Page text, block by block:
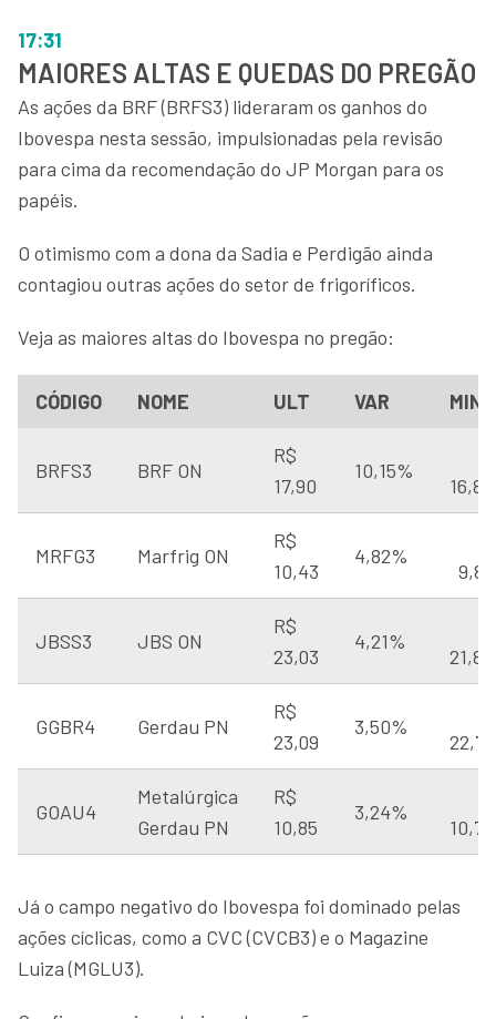
17:31
MAIORES ALTAS E QUEDAS DO PREGÃO
As ações da BRF (BRFS3) lideraram os ganhos do
Ibovespa nesta sessão, impulsionadas pela revisão
para cima da recomendação do JP Morgan para os
papéis.
O otimismo com a dona da Sadia e Perdigão ainda
contagiou outras ações do setor de frigoríficos.
Veja as maiores altas do Ibovespa no pregão:
CÓDIGO NOME ULT VAR MIN
BRFS3 BRF ON
R$
17,90
10,15%
16,88
MRFG3 Marfrig ON
R$
10,43
4,82%
9,84
JBSS3 JBS ON
R$
23,03
4,21%
21,89
GGBR4 Gerdau PN
R$
23,09
3,50%
22,70
GOAU4
Metalúrgica
Gerdau PN
R$
10,85
3,24%
10,72
Já o campo negativo do Ibovespa foi dominado pelas
ações cíclicas, como a CVC (CVCB3) e o Magazine
Luiza (MGLU3).